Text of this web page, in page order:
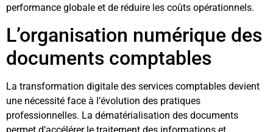
performance globale et de réduire les coûts opérationnels.
L’organisation numérique des
documents comptables
La transformation digitale des services comptables devient
une nécessité face à l’évolution des pratiques
professionnelles. La dématérialisation des documents